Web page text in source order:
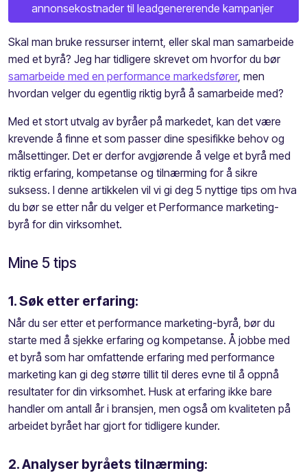
annonsekostnader til leadgenererende kampanjer
Skal man bruke ressurser internt, eller skal man samarbeide
med et byrå? Jeg har tidligere skrevet om hvorfor du bør
samarbeide med en performance markedsfører, men
hvordan velger du egentlig riktig byrå å samarbeide med?
Med et stort utvalg av byråer på markedet, kan det være
krevende å finne et som passer dine spesifikke behov og
målsettinger. Det er derfor avgjørende å velge et byrå med
riktig erfaring, kompetanse og tilnærming for å sikre
suksess. I denne artikkelen vil vi gi deg 5 nyttige tips om hva
du bør se etter når du velger et Performance marketing-
byrå for din virksomhet.
Mine 5 tips
1. Søk etter erfaring:
Når du ser etter et performance marketing-byrå, bør du
starte med å sjekke erfaring og kompetanse. Å jobbe med
et byrå som har omfattende erfaring med performance
marketing kan gi deg større tillit til deres evne til å oppnå
resultater for din virksomhet. Husk at erfaring ikke bare
handler om antall år i bransjen, men også om kvaliteten på
arbeidet byrået har gjort for tidligere kunder.
2. Analyser byråets tilnærming: